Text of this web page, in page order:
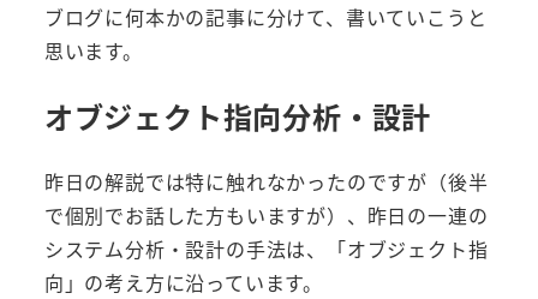
ブログに何本かの記事に分けて、書いていこうと
思います。
オブジェクト指向分析・設計
昨日の解説では特に触れなかったのですが（後半
で個別でお話した方もいますが）、昨日の一連の
システム分析・設計の手法は、「オブジェクト指
向」の考え方に沿っています。